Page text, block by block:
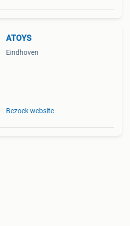
ATOYS
Eindhoven
Bezoek website